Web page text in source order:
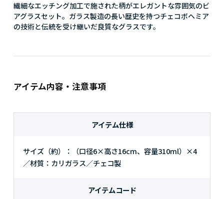
繊細なエッチング加工で施された柄がエレガントな雰囲気のビ
アグラスセット。ガラス製造の長い歴史を持つチェコボヘミア
の技術と伝統を受け継いだ良質なグラスです。
アイテム内容・注意事項
アイテム仕様
サイズ（約）：（口径6×高さ16cm、容量310ml）×4
／材質：カリガラス／チェコ製
アイテムコード